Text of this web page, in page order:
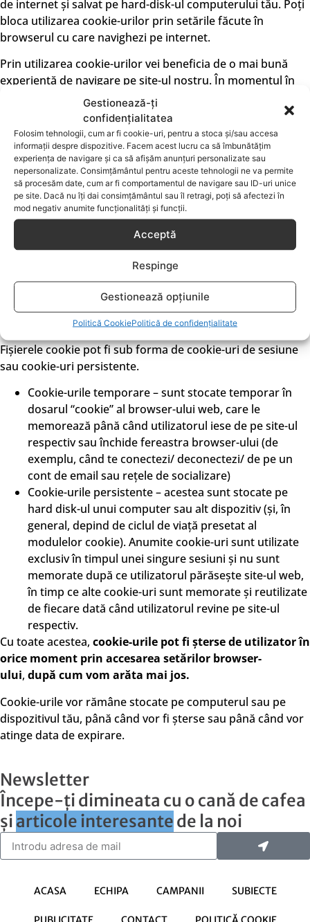
Gestionează-ți
confidențialitatea
Folosim tehnologii, cum ar fi cookie-uri, pentru a stoca și/sau accesa
informații despre dispozitive. Facem acest lucru ca să îmbunătățim
experiența de navigare și ca să afișăm anunțuri personalizate sau
nepersonalizate. Consimțământul pentru aceste tehnologii ne va permite
să procesăm date, cum ar fi comportamentul de navigare sau ID-uri unice
pe site. Dacă nu îți dai consimțământul sau îl retragi, poți să afectezi în
mod negativ anumite funcționalități și funcții.
Acceptă
Respinge
Gestionează opțiunile
Politică CookiePolitică de confidențialitate
de internet și salvat pe hard-disk-ul computerului tău. Poți
bloca utilizarea cookie-urilor prin setările făcute în
browserul cu care navighezi pe internet.
Prin utilizarea cookie-urilor vei beneficia de o mai bună
experiență de navigare pe site-ul nostru. În momentul în
care un utilizator accesează site-ul nostru www.KLAIN.ro,
noi stocăm informații precum: adresa de IP, pagini
vizualizate, site-ul de la care ai ajuns pe site-ul nostru,
informații din cookies și alte date tehnice pe care le
utilizăm strict pentru următoarele scopuri:
Monitorizarea accesului pentru a menține securitatea
site-ului și pentru a detecta accesări potențial
periculoase ale site-ului nostru.
Analiza traficului și surselor de trafic către site-ul
îmbunătăți serviciile oferite de către noi și de a
coordona strategia de imagine/marketing pentru a
ajunge mai ușor la clienții noștri.
Toate aceste date sunt date statistice, anonimizate.
Fișierele cookie pot fi sub forma de cookie-uri de sesiune
sau cookie-uri persistente.
Cookie-urile temporare – sunt stocate temporar în
dosarul “cookie” al browser-ului web, care le
memorează până când utilizatorul iese de pe site-ul
respectiv sau închide fereastra browser-ului (de
exemplu, când te conectezi/ deconectezi/ de pe un
cont de email sau rețele de socializare)
Cookie-urile persistente – acestea sunt stocate pe
hard disk-ul unui computer sau alt dispozitiv (și, în
general, depind de ciclul de viață presetat al
modulelor cookie). Anumite cookie-uri sunt utilizate
exclusiv în timpul unei singure sesiuni și nu sunt
memorate după ce utilizatorul părăsește site-ul web,
în timp ce alte cookie-uri sunt memorate și reutilizate
de fiecare dată când utilizatorul revine pe site-ul
respectiv.
Cu toate acestea, cookie-urile pot fi șterse de utilizator în
orice moment prin accesarea setărilor browser-
ului, după cum vom arăta mai jos.
Cookie-urile vor rămâne stocate pe computerul sau pe
dispozitivul tău, până când vor fi șterse sau până când vor
atinge data de expirare.
Newsletter
Începe-ți dimineata cu o cană de cafea
șiarticole interesantede la noi
ACASA ECHIPA CAMPANII SUBIECTE